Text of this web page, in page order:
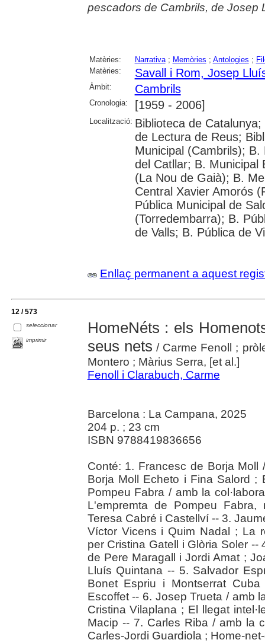
pescadors de Cambrils, de Josep
Matèries: Narrativa; Memòries ; Antologies ;
Matèries:
Savall i Rom, Josep
Àmbit: Cambrils
Cronologia: [1959 - 2006]
Localització: Biblioteca de
de Lectura de Reus;
Municipal (Cambrils);
del Catllar; B. Municipal
(La Nou de Gaià); B.
Central Xavier Amorós
Pública Municipal de
(Torredembarra); B.
de Valls; B. Pública de
Enllaç permanent a aquest
12 / 573
seleccionar
imprimir
HomeNéts : els
seus nets / Carme Fenoll ;
Montero ; Màrius Serra, [et al.]
Fenoll i Clarabuch, Carme
Barcelona : La Campana, 2025
204 p. ; 23 cm
ISBN 9788419836656
Conté: 1. Francesc de Borja Moll
Borja Moll Echeto i Fina Salord
Pompeu Fabra / amb la
L'empremta de Pompeu
Teresa Cabré i Castellví -- 3.
Víctor Vicens i Quim Nadal ; La
per Cristina Gatell i Glòria Soler
de Pere Maragall i Jordi Amat ;
Lluís Quintana -- 5. Salvador
Bonet Espriu i Montserrat
Escoffet -- 6. Josep Trueta / amb
Cristina Vilaplana ; El llegat
Macip -- 7. Carles Riba / amb la
Carles-Jordi Guardiola ; Home-